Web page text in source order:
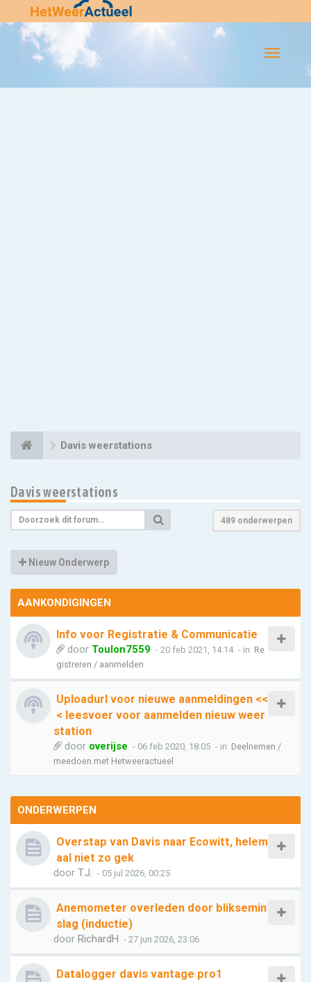
Flip-
Davis weerstations
Davis weerstations
489 onderwerpen
Nieuw Onderwerp
AANKONDIGINGEN
Info voor Registratie & Communicatie
door Toulon7559 - 20 feb 2021, 14:14 - in: Re
gistreren / aanmelden
Uploadurl voor nieuwe aanmeldingen <<
< leesvoer voor aanmelden nieuw weer
station
door overijse - 06 feb 2020, 18:05 - in: Deelnemen /
meedoen met Hetweeractueel
ONDERWERPEN
Overstap van Davis naar Ecowitt, helem
aal niet zo gek
door T.J. - 05 jul 2026, 00:25
Anemometer overleden door bliksemin
slag (inductie)
door RichardH - 27 jun 2026, 23:06
Datalogger davis vantage pro1